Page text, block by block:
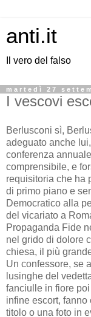
anti.it
Il vero del falso
martedì 27
I vescovi
Berlusconi sì,
adeguato anche
conferenza
comprensibile, e
requisitoria che ha
di primo piano e
Democratico alla
del vicariato a
Propaganda Fide
nel grido di dolore
chiesa, il più
Un confessore, se
lusinghe del
fanciulle in fiore
infine escort,
titolo o una foto in